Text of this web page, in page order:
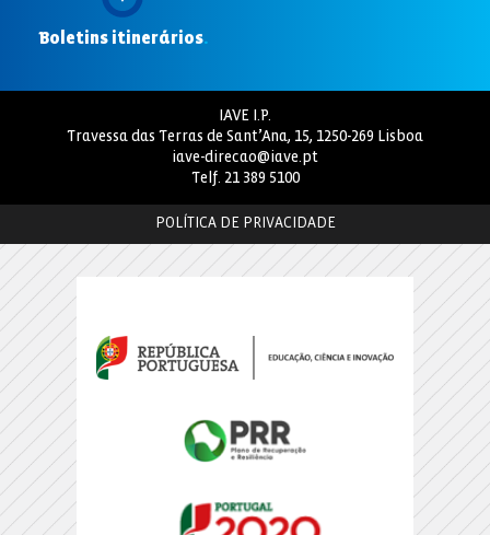
Boletins itinerários.
IAVE I.P.
Travessa das Terras de Sant’Ana, 15, 1250-269 Lisboa
iave-direcao@iave.pt
Telf. 21 389 5100
POLÍTICA DE PRIVACIDADE